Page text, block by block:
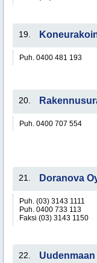
19.
Puh. 0400 481 193
20.
Puh. 0400 707 554
21. Doranova
Puh. (03) 3143 1111
Puh. 0400 733 113
Faksi (03) 3143 1150
22.